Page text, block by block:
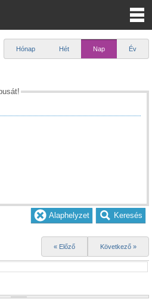
Hónap Hét Nap Év
« Előző Következő »